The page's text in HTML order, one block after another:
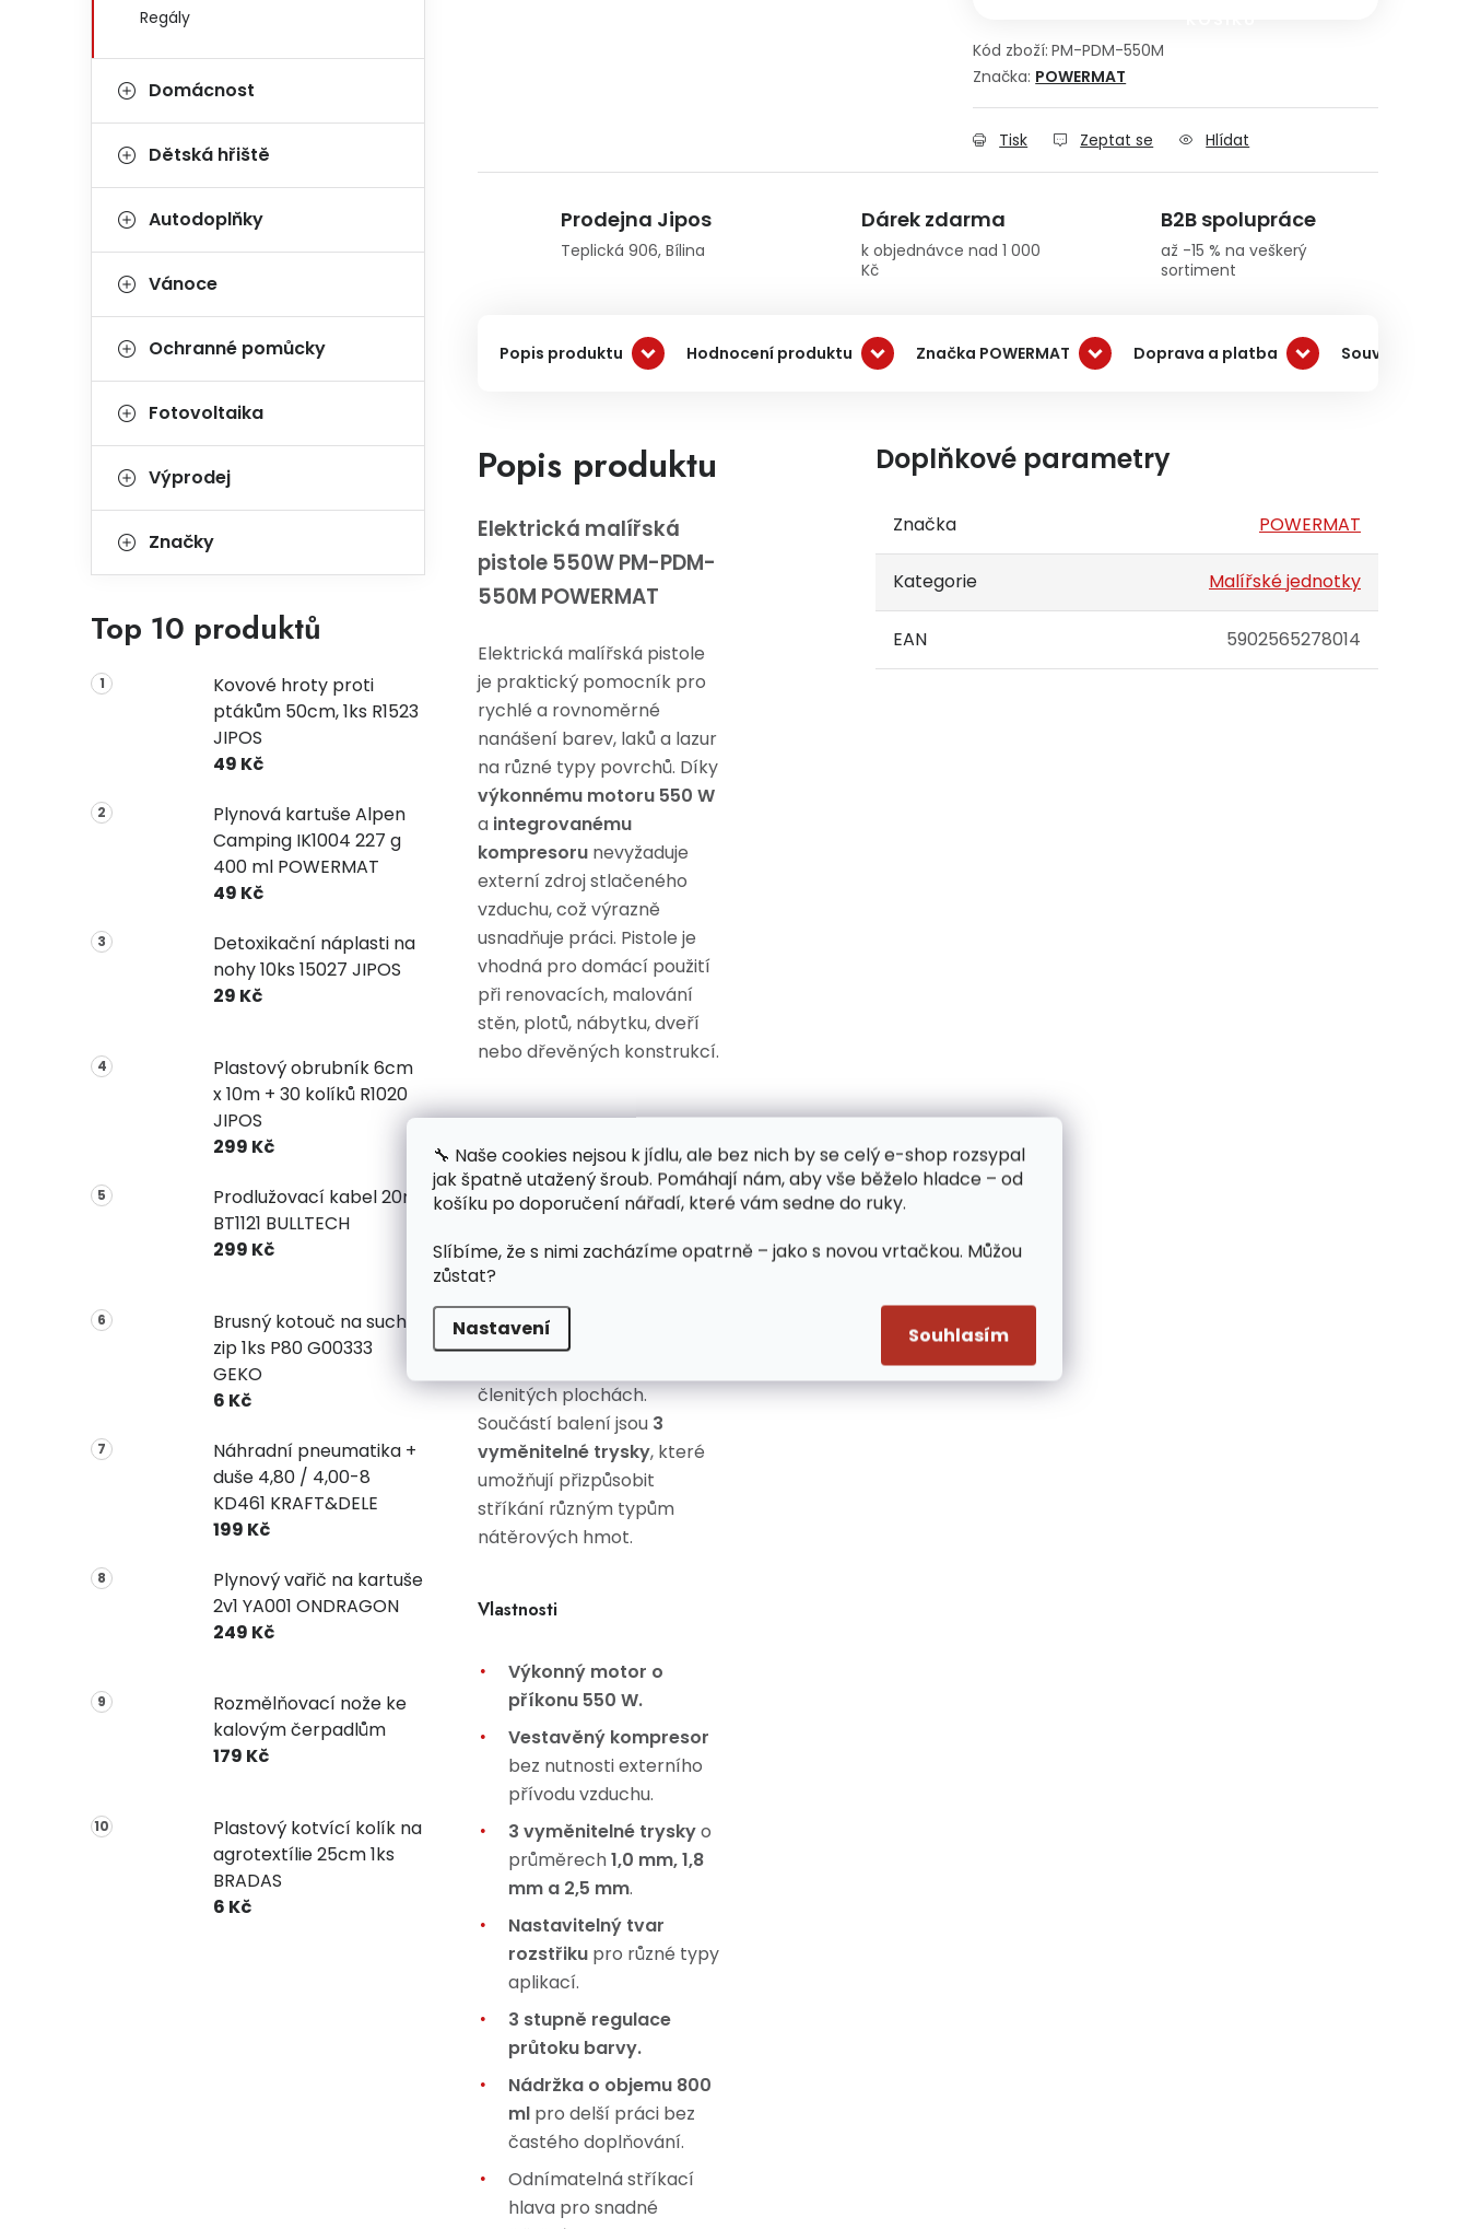
🔧 Naše cookies nejsou k jídlu, ale bez nich by se celý e-shop rozsypal
jak špatně utažený šroub. Pomáhají nám, aby vše běželo hladce – od
košíku po doporučení nářadí, které vám sedne do ruky.
Slíbíme, že s nimi zacházíme opatrně – jako s novou vrtačkou. Můžou
zůstat?
Nastavení Souhlasím
Regály
Domácnost
Dětská hřiště
Autodoplňky
Vánoce
Ochranné pomůcky
Fotovoltaika
Výprodej
Značky
Top 10 produktů
Kovové hroty proti
ptákům 50cm, 1ks R1523
JIPOS
49 Kč
Plynová kartuše Alpen
Camping IK1004 227 g
400 ml POWERMAT
49 Kč
Detoxikační náplasti na
nohy 10ks 15027 JIPOS
29 Kč
Plastový obrubník 6cm
x 10m + 30 kolíků R1020
JIPOS
299 Kč
Prodlužovací kabel 20m
BT1121 BULLTECH
299 Kč
Brusný kotouč na suchý
zip 1ks P80 G00333
GEKO
6 Kč
Náhradní pneumatika +
duše 4,80 / 4,00-8
KD461 KRAFT&DELE
199 Kč
Plynový vařič na kartuše
2v1 YA001 ONDRAGON
249 Kč
Rozmělňovací nože ke
kalovým čerpadlům
179 Kč
Plastový kotvící kolík na
agrotextílie 25cm 1ks
BRADAS
6 Kč
Kód zboží: PM-PDM-550M
Značka: POWERMAT
Tisk Zeptat se Hlídat
Prodejna Jipos
Teplická 906, Bílina
Dárek zdarma
k objednávce nad 1 000
Kč
B2B spolupráce
až -15 % na veškerý
sortiment
Popis produktu Hodnocení produktu Značka POWERMAT Doprava a platba Související
Popis produktu
Elektrická malířská
pistole 550W PM-PDM-
550M POWERMAT
Elektrická malířská pistole
je praktický pomocník pro
rychlé a rovnoměrné
nanášení barev, laků a lazur
na různé typy povrchů. Díky
výkonnému motoru 550 W
a integrovanému
kompresoru nevyžaduje
externí zdroj stlačeného
vzduchu, což výrazně
usnadňuje práci. Pistole je
vhodná pro domácí použití
při renovacích, malování
stěn, plotů, nábytku, dveří
nebo dřevěných konstrukcí.
Zařízení umožňuje přesné
nastavení průtoku barvy i
tvaru rozstřiku, takže
dosáhnete kvalitního
členitýchplochách.
Součástí balení jsou 3
vyměnitelné trysky, které
umožňují přizpůsobit
stříkání různým typům
nátěrových hmot.
Vlastnosti
Výkonný motor o
příkonu 550 W.
Vestavěný kompresor
bez nutnosti externího
přívodu vzduchu.
3 vyměnitelné tryskyo
průměrech1,0 mm, 1,8
mm a 2,5 mm.
Nastavitelný tvar
rozstřiku pro různé typy
aplikací.
3 stupně regulace
průtoku barvy.
Nádržka o objemu 800
ml pro delší práci bez
častého doplňování.
Odnímatelná stříkací
hlava pro snadné
Doplňkové parametry
Značka POWERMAT
Kategorie Malířské jednotky
EAN 5902565278014